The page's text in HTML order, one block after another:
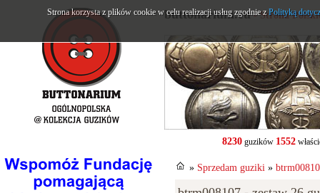
buttonarium.eu- Strona
8230guzików 1552
» Sprzedam guziki »
Strona korzysta z plików cookie w celu realizacji usług zgodnie zPolityką